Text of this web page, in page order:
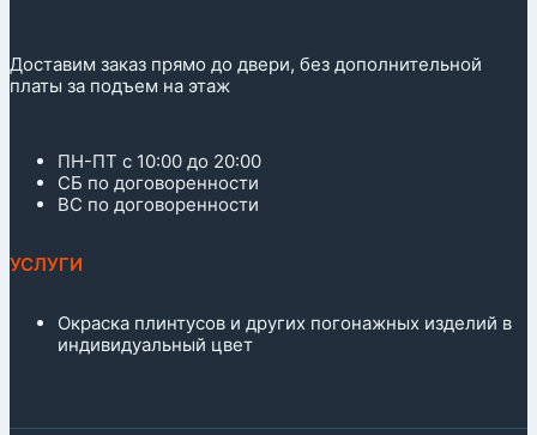
Доставим заказ прямо до двери, без дополнительной
платы за подъем на этаж
ПН-ПТ с 10:00 до 20:00
СБ по договоренности
ВС по договоренности
УСЛУГИ
Окраска плинтусов и других погонажных изделий в
индивидуальный цвет